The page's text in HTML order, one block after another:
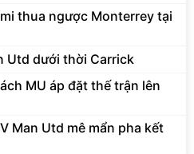
thua ngược Monterrey tại
Utd dưới thời Carrick
MU áp đặt thế trận lên
Man Utd mê mẩn pha kết